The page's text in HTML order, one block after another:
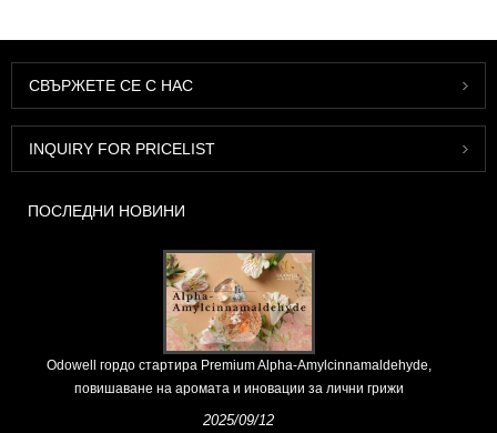
СВЪРЖЕТЕ СЕ С НАС
INQUIRY FOR PRICELIST
ПОСЛЕДНИ НОВИНИ
Odowell гордо стартира Premium Alpha-Amylcinnamaldehyde,
повишаване на аромата и иновации за лични грижи
2025/09/12